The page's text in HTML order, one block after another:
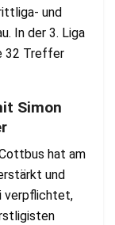
und
In der 3. Liga
32 Treffer
Simon
hat am
und
verpflichtet,